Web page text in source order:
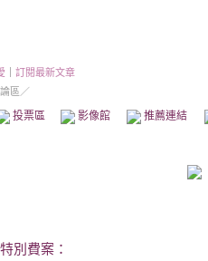
訂閱最新文章
區／
投票區 影像館 推薦連結
別費案：